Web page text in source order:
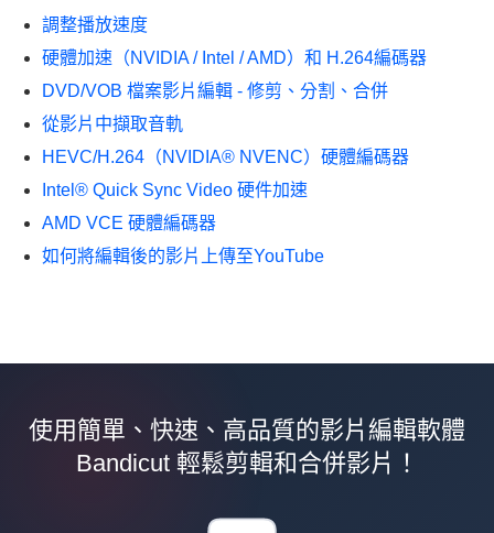
調整播放速度
硬體加速（NVIDIA / Intel / AMD）和 H.264編碼器
DVD/VOB 檔案影片編輯 - 修剪、分割、合併
從影片中擷取音軌
HEVC/H.264（NVIDIA® NVENC）硬體編碼器
Intel® Quick Sync Video 硬件加速
AMD VCE 硬體編碼器
如何將編輯後的影片上傳至YouTube
使用簡單、快速、高品質的影片編輯軟體
Bandicut 輕鬆剪輯和合併影片！